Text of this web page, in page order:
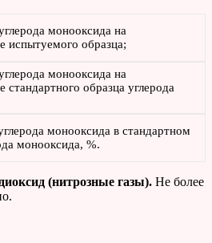
монооксида на
испытуемого образца;
монооксида на
стандартного образца углерода
монооксида в стандартном
монооксида, %.
(нитрозные газы). Не более